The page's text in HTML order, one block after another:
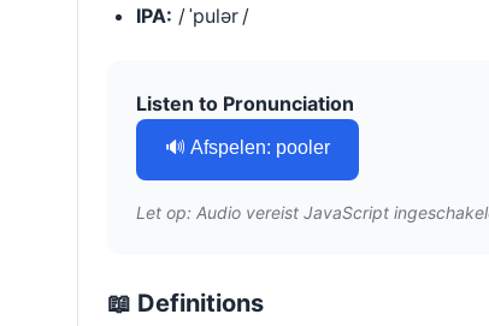
IPA: / ˈpulər /
Listen to Pronunciation
🔊 Afspelen: pooler
Let op: Audio vereist JavaScript
📖 Definitions